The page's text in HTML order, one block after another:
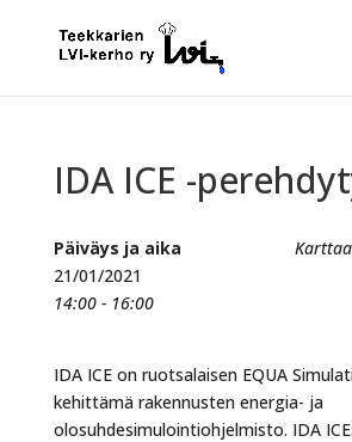
IDA ICE -
Päiväys ja aika
21/01/2021
14:00 - 16:00
IDA ICE on ruotsalaisen EQUA
kehittämä rakennusten energia- ja
olosuhdesimulointiohjelmisto. IDA